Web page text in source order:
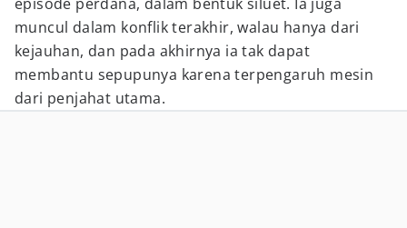
muncul dalam konflik terakhir, walau hanya dari
kejauhan, dan pada akhirnya ia tak dapat
membantu sepupunya karena terpengaruh mesin
dari penjahat utama.